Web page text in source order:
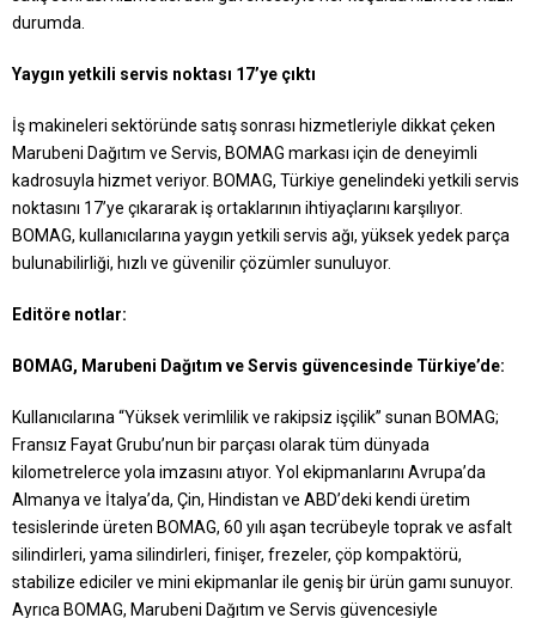
durumda.
Yaygın yetkili servis noktası 17’ye çıktı
İş makineleri sektöründe satış sonrası hizmetleriyle dikkat çeken
Marubeni Dağıtım ve Servis, BOMAG markası için de deneyimli
kadrosuyla hizmet veriyor. BOMAG, Türkiye genelindeki yetkili servis
noktasını 17’ye çıkararak iş ortaklarının ihtiyaçlarını karşılıyor.
BOMAG, kullanıcılarına yaygın yetkili servis ağı, yüksek yedek parça
bulunabilirliği, hızlı ve güvenilir çözümler sunuluyor.
Editöre notlar:
BOMAG, Marubeni Dağıtım ve Servis güvencesinde Türkiye’de:
Kullanıcılarına “Yüksek verimlilik ve rakipsiz işçilik” sunan BOMAG;
Fransız Fayat Grubu’nun bir parçası olarak tüm dünyada
kilometrelerce yola imzasını atıyor. Yol ekipmanlarını Avrupa’da
Almanya ve İtalya’da, Çin, Hindistan ve ABD’deki kendi üretim
tesislerinde üreten BOMAG, 60 yılı aşan tecrübeyle toprak ve asfalt
silindirleri, yama silindirleri, finişer, frezeler, çöp kompaktörü,
stabilize ediciler ve mini ekipmanlar ile geniş bir ürün gamı sunuyor.
Ayrıca BOMAG, Marubeni Dağıtım ve Servis güvencesiyle